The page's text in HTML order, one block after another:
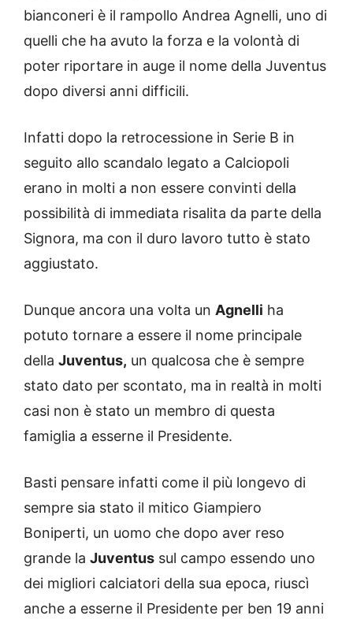
bianconeri è il rampollo Andrea Agnelli, uno di
quelli che ha avuto la forza e la volontà di
poter riportare in auge il nome della Juventus
dopo diversi anni difficili.
Infatti dopo la retrocessione in Serie B in
seguito allo scandalo legato a Calciopoli
erano in molti a non essere convinti della
possibilità di immediata risalita da parte della
Signora, ma con il duro lavoro tutto è stato
aggiustato.
Dunque ancora una volta un Agnelli ha
potuto tornare a essere il nome principale
della Juventus, un qualcosa che è sempre
stato dato per scontato, ma in realtà in molti
casi non è stato un membro di questa
famiglia a esserne il Presidente.
Basti pensare infatti come il più longevo di
sempre sia stato il mitico Giampiero
Boniperti, un uomo che dopo aver reso
grande la Juventus sul campo essendo uno
dei migliori calciatori della sua epoca, riuscì
anche a esserne il Presidente per ben 19 anni